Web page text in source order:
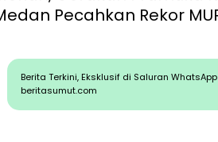
Berita Terkini, Eksklusif di Saluran WhatsApp
beritasumut.com